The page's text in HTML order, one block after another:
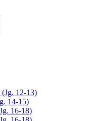
12-13)
14-15)
16-18)